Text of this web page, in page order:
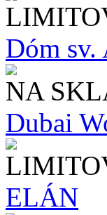
Dóm sv.
NA
Dubai
ELÁN